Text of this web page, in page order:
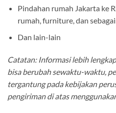
Pindahan rumah Jakarta ke
rumah, furniture, dan
Dan lain-lain
Catatan: Informasi lebih
bisa berubah sewaktu-waktu,
tergantung pada kebijakan
pengiriman di atas